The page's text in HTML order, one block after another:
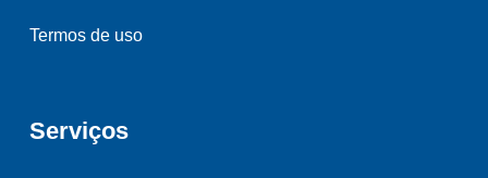
Termos de uso
Serviços